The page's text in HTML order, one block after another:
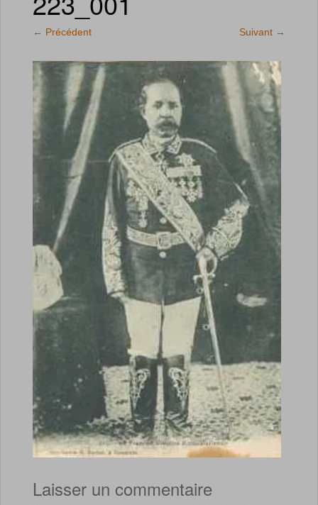
← Précédent Suivant →
Laisser un commentaire